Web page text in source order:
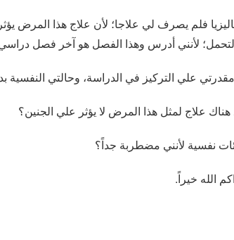
فلم يصرف لي علاجا؛ لأن علاج هذا المرض
التحمل؛ لأنني أدرس وهذا الفصل هو آخر فصل
علي التركيز في الدراسة، وحالتي النفسية
علاج لمثل هذا المرض لا يؤثر علي الجنين؟
نفسية لأنني مضطربة جداً؟
الله خيراً.